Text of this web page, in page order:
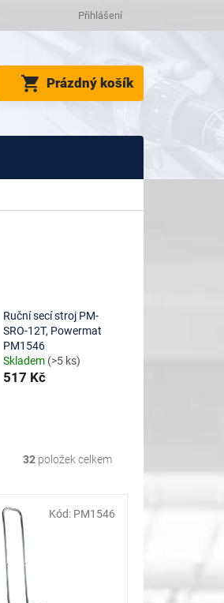
Přihlášení
NÁKUPNÍ
KOŠÍK
Prázdný košík
Ruční secí stroj PM-
SRO-12T, Powermat
PM1546
Skladem (>5 ks)
517 Kč
32 položek celkem
Kód: PM1546